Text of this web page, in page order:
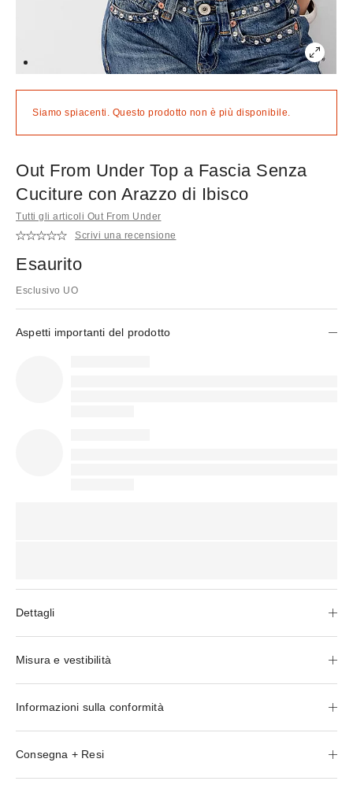
Siamo spiacenti. Questo prodotto non è più disponibile.
Out From Under Top a Fascia Senza
Cuciture con Arazzo di Ibisco
Tutti gli articoli Out From Under
Scrivi una recensione
Esaurito
Esclusivo UO
Aspetti importanti del prodotto
Dettagli
Misura e vestibilità
Informazioni sulla conformità
Consegna + Resi